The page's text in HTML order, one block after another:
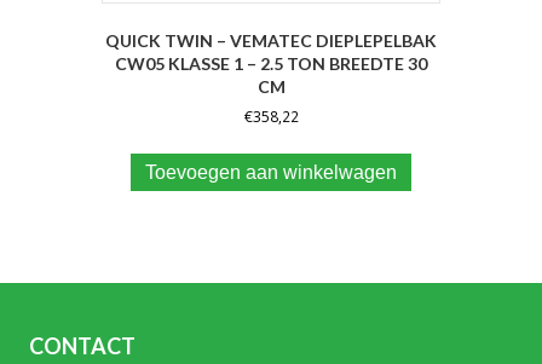
QUICK TWIN – VEMATEC DIEPLEPELBAK
CW05 KLASSE 1 – 2.5 TON BREEDTE 30
CM
€358,22
Toevoegen aan winkelwagen
CONTACT